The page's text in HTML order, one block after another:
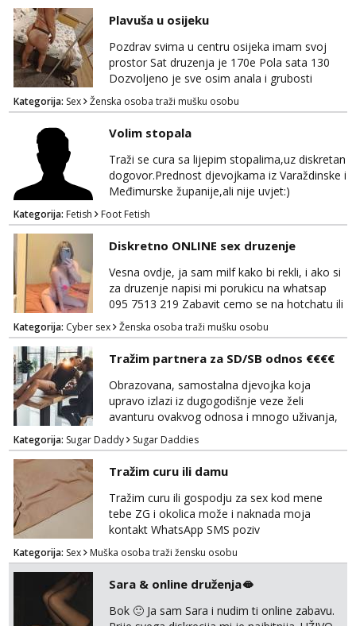
Plavuša u osijeku
Pozdrav svima u centru osijeka imam svoj
prostor Sat druzenja je 170e Pola sata 130
Dozvoljeno je sve osim anala i grubosti
Prodajem i svoja videa ako nekog zanima Za
dogovor javite se na wocap 0919282417
Kategorija: Sex Ženska osoba traži mušku osobu
Volim stopala
Traži se cura sa lijepim stopalima,uz diskretan
dogovor.Prednost djevojkama iz Varaždinske i
Međimurske županije,ali nije uvjet:)
Kategorija: Fetish Foot Fetish
Diskretno ONLINE sex druzenje
Vesna ovdje, ja sam milf kako bi rekli, i ako si
za druzenje napisi mi porukicu na whatsap
095 7513 219 Zabavit cemo se na hotchatu ili
videopozivu a saljem i gacice i gole slikice :)
NE UZIVO!
Kategorija: Cyber sex Ženska osoba traži mušku osobu
Tražim partnera za SD/SB odnos €€€€
Obrazovana, samostalna djevojka koja
upravo izlazi iz dugogodišnje veze želi
avanturu ovakvog odnosa i mnogo uživanja,
poklona, pažnje i putovanja. Moguća i
poslovna saradnja ako nam se interesi
poklapaju. Mnogo senzualnosti i lijepe
energije. Javite mi se sa opisom što opširnijim
jer od toga ovisi da li ću odgovoriti. Isključivo
tražim nekoga za duži vremenski period.
Naravno njegovanog i galantn...
Kategorija: Sugar Daddy Sugar Daddies
Tražim curu ili damu
Tražim curu ili gospodju za sex kod mene
tebe ZG i okolica može i naknada moja
kontakt WhatsApp SMS poziv
Kategorija: Sex Muška osoba traži žensku osobu
Sara & online druženja🫦
Bok 🙂 Ja sam Sara i nudim ti online zabavu.